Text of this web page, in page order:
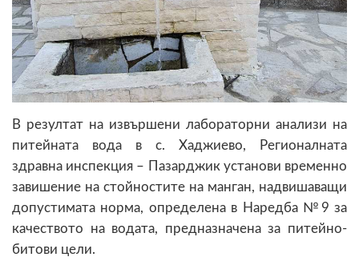
В резултат на извършени лабораторни анализи на
питейната вода в с. Хаджиево, Регионалната
здравна инспекция – Пазарджик установи временно
завишение на стойностите на манган, надвишаващи
допустимата норма, определена в Наредба №9 за
качеството на водата, предназначена за питейно-
битови цели.